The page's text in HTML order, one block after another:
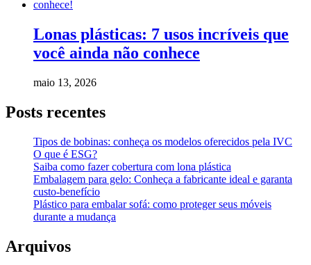
Lonas plásticas: 7 usos incríveis que
você ainda não conhece
maio 13, 2026
Posts recentes
Tipos de bobinas: conheça os modelos oferecidos pela IVC
O que é ESG?
Saiba como fazer cobertura com lona plástica
Embalagem para gelo: Conheça a fabricante ideal e garanta
custo-benefício
Plástico para embalar sofá: como proteger seus móveis
durante a mudança
Arquivos